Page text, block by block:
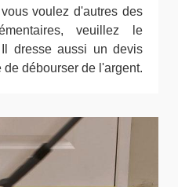
voulez d'autres des
veuillez le
dresse aussi un devis
débourser de l'argent.